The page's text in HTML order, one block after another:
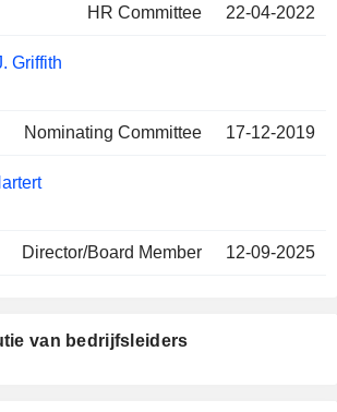
HR Committee 22-04-2022
Griffith
Nominating Committee 17-12-2019
Director/Board Member 12-09-2025
van bedrijfsleiders